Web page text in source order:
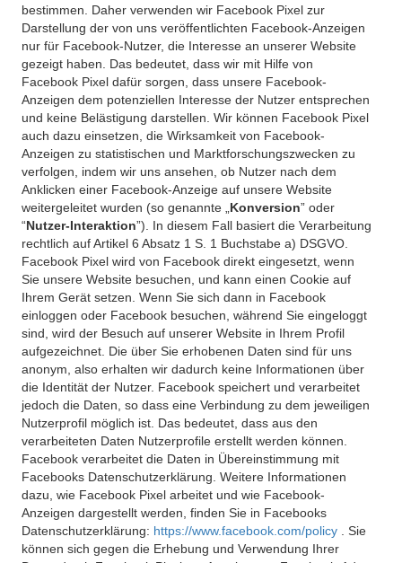
bestimmen. Daher verwenden wir Facebook Pixel zur
Darstellung der von uns veröffentlichten Facebook-Anzeigen
nur für Facebook-Nutzer, die Interesse an unserer Website
gezeigt haben. Das bedeutet, dass wir mit Hilfe von
Facebook Pixel dafür sorgen, dass unsere Facebook-
Anzeigen dem potenziellen Interesse der Nutzer entsprechen
und keine Belästigung darstellen. Wir können Facebook Pixel
auch dazu einsetzen, die Wirksamkeit von Facebook-
Anzeigen zu statistischen und Marktforschungszwecken zu
verfolgen, indem wir uns ansehen, ob Nutzer nach dem
Anklicken einer Facebook-Anzeige auf unsere Website
weitergeleitet wurden (so genannte „ Konversion” oder
“Nutzer-Interaktion”). In diesem Fall basiert die Verarbeitung
rechtlich auf Artikel 6 Absatz 1 S. 1 Buchstabe a) DSGVO.
Facebook Pixel wird von Facebook direkt eingesetzt, wenn
Sie unsere Website besuchen, und kann einen Cookie auf
Ihrem Gerät setzen. Wenn Sie sich dann in Facebook
einloggen oder Facebook besuchen, während Sie eingeloggt
sind, wird der Besuch auf unserer Website in Ihrem Profil
aufgezeichnet. Die über Sie erhobenen Daten sind für uns
anonym, also erhalten wir dadurch keine Informationen über
die Identität der Nutzer. Facebook speichert und verarbeitet
jedoch die Daten, so dass eine Verbindung zu dem jeweiligen
Nutzerprofil möglich ist. Das bedeutet, dass aus den
verarbeiteten Daten Nutzerprofile erstellt werden können.
Facebook verarbeitet die Daten in Übereinstimmung mit
Facebooks Datenschutzerklärung. Weitere Informationen
dazu, wie Facebook Pixel arbeitet und wie Facebook-
Anzeigen dargestellt werden, finden Sie in Facebooks
Datenschutzerklärung: https://www.facebook.com/policy
. Sie
können sich gegen die Erhebung und Verwendung Ihrer